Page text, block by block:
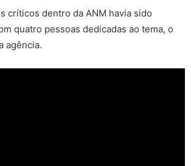
críticos dentro da ANM havia sido
quatro pessoas dedicadas ao tema, o
agência.